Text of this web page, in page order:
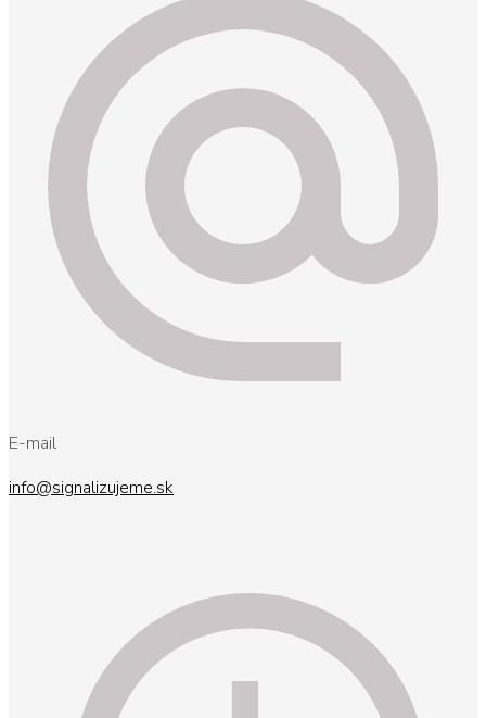
E-mail
info@signalizujeme.sk